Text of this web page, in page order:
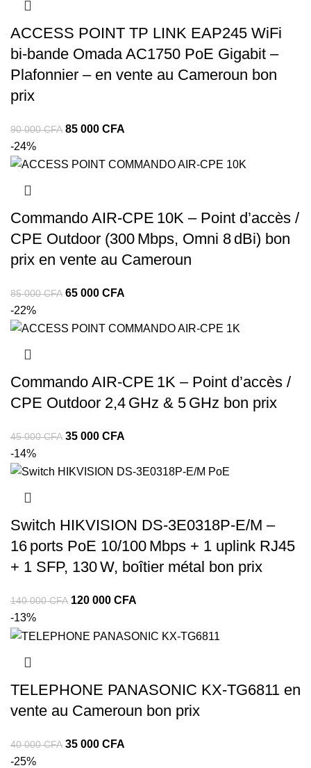
ACCESS POINT TP LINK EAP245 WiFi
bi-bande Omada AC1750 PoE Gigabit –
Plafonnier – en vente au Cameroun bon
prix
90 000CFA 85 000 CFA
-24%
Commando AIR‑CPE 10K – Point d’accès /
CPE Outdoor (300 Mbps, Omni 8 dBi) bon
prix en vente au Cameroun
85 000CFA 65 000 CFA
-22%
Commando AIR‑CPE 1K – Point d’accès /
CPE Outdoor 2,4 GHz & 5 GHz bon prix
45 000CFA 35 000 CFA
-14%
Switch HIKVISION DS‑3E0318P‑E/M –
16 ports PoE 10/100 Mbps + 1 uplink RJ45
+ 1 SFP, 130 W, boîtier métal bon prix
140 000CFA 120 000 CFA
-13%
TELEPHONE PANASONIC KX-TG6811 en
vente au Cameroun bon prix
40 000CFA 35 000 CFA
-25%